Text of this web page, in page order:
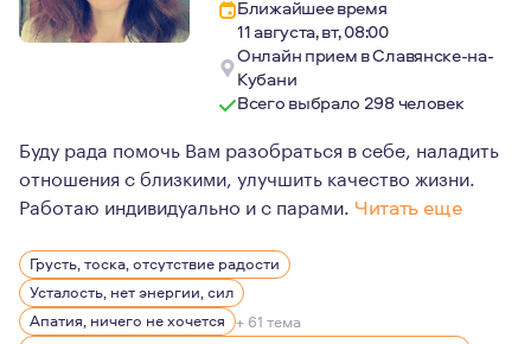
Ближайшее время
11 августа, вт, 08:00
Онлайн прием в Славянске-на-
Кубани
Всего выбрало 298 человек
Буду рада помочь Вам разобраться в себе, наладить
отношения с близкими, улучшить качество жизни.
Работаю индивидуально и с парами. Читать еще
Я работаю методом психоанализа, ориентированным
В процессе психоаналитической работы,
В длительной терапии формируется способность к
Грусть, тоска, отсутствие радости
Усталость, нет энергии, сил
Апатия, ничего не хочется + 61 тема